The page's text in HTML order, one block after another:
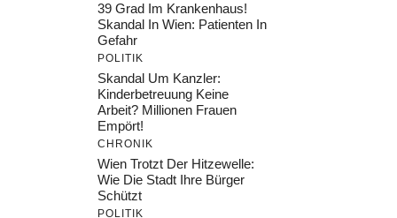
39 Grad Im Krankenhaus!
Skandal In Wien: Patienten In
Gefahr
POLITIK
Skandal Um Kanzler:
Kinderbetreuung Keine
Arbeit? Millionen Frauen
Empört!
CHRONIK
Wien Trotzt Der Hitzewelle:
Wie Die Stadt Ihre Bürger
Schützt
POLITIK